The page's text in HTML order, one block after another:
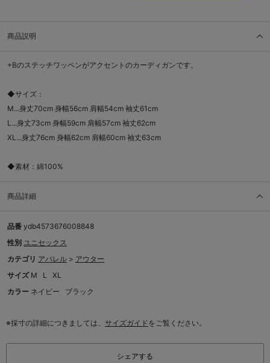
商品説明
+Bのステッチワッペンがアクセントのカーディガンです。
◆サイズ：
M...身丈70cm 身幅56cm 肩幅54cm 袖丈61cm
L...身丈73cm 身幅59cm 肩幅57cm 袖丈62cm
XL...身丈76cm 身幅62cm 肩幅60cm 袖丈63cm
◆素材：綿100%
商品詳細
品番 ydb4573676008848
性別 ユニセックス
カテゴリ アパレル > アウター
サイズ M L
XL
カラー ネイビー ブラック
※採寸の詳細につきましては、 サイズガイドをご覧ください。
シェアする